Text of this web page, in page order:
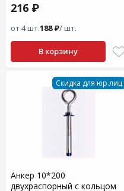
216 ₽
от 4 шт.188 ₽/ шт.
В корзину
Скидка для юр.лиц
Анкер 10*200
двухраспорный с кольцом